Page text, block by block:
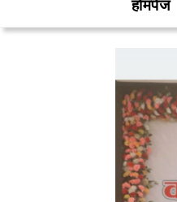
होमपेज